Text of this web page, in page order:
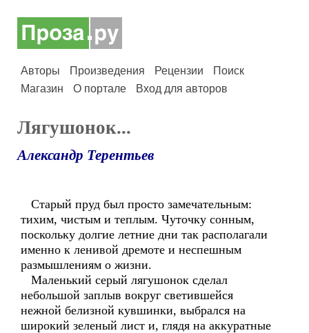
Авторы Произведения Рецензии
Поиск
Магазин
О портале Вход для авторов
Лягушонок...
Александр Терентьев
Старый пруд был просто замечательным:
тихим, чистым и теплым. Чуточку сонным,
поскольку долгие летние дни так располагали
именно к ленивой дремоте и неспешным
размышлениям о жизни.
Маленький серый лягушонок сделал
небольшой заплыв вокруг светившейся
нежной белизной кувшинки, выбрался на
широкий зеленый лист и, глядя на аккуратные